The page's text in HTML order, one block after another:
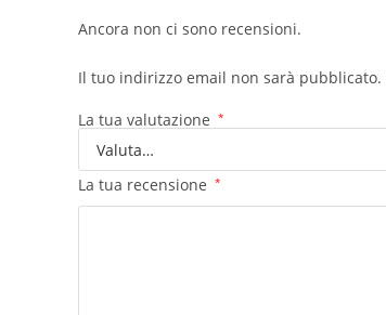
Ancora non ci sono recensioni.
Il tuo indirizzo email non sarà pubblicato.
La tua valutazione *
La tua recensione *